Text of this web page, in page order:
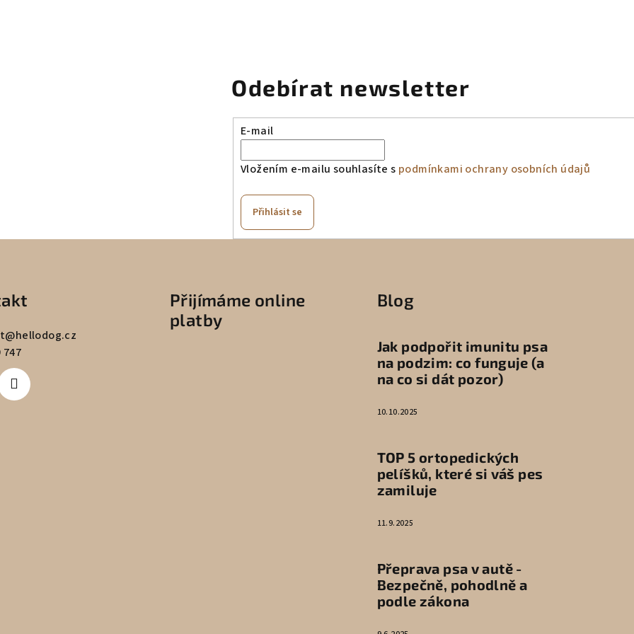
Odebírat newsletter
E-mail
Vložením e-mailu souhlasíte s podmínkami ochrany osobních údajů
Přihlásit se
@hellodog.cz
747
Přijímáme online
platby
Blog
Jak podpořit imunitu psa
na podzim: co funguje (a
na co si dát pozor)
10.10.2025
TOP 5 ortopedických
pelíšků, které si váš pes
zamiluje
11.9.2025
Přeprava psa v autě -
Bezpečně, pohodlně a
podle zákona